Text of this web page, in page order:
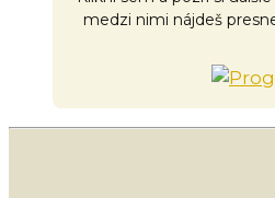
medzi nimi nájdeš